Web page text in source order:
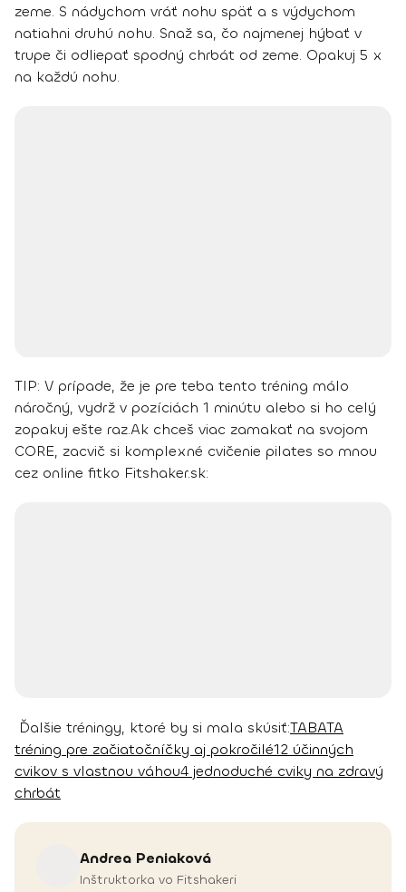
zeme. S nádychom vráť nohu späť a s výdychom
natiahni druhú nohu. Snaž sa, čo najmenej hýbať v
trupe či odliepať spodný chrbát od zeme. Opakuj 5 x
na každú nohu.
TIP: V prípade, že je pre teba tento tréning málo
náročný, vydrž v pozíciách 1 minútu alebo si ho celý
zopakuj ešte raz.Ak chceš viac zamakať na svojom
CORE, zacvič si komplexné cvičenie pilates so mnou
cez online fitko Fitshaker.sk:
Ďalšie tréningy, ktoré by si mala skúsiť:TABATA
tréning pre začiatočníčky aj pokročilé12 účinných
cvikov s vlastnou váhou4 jednoduché cviky na zdravý
chrbát
Andrea Peniaková
Inštruktorka vo Fitshakeri